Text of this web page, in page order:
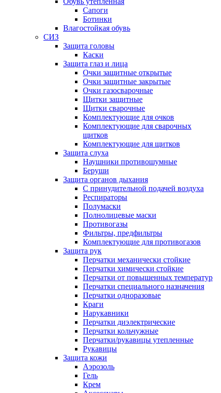
Сапоги
Ботинки
Влагостойкая обувь
СИЗ
Защита головы
Каски
Защита глаз и лица
Очки защитные открытые
Очки защитные закрытые
Очки газосварочные
Щитки защитные
Щитки сварочные
Комплектующие для очков
Комплектующие для сварочных
щитков
Комплектующие для щитков
Защита слуха
Наушники противошумные
Беруши
Защита органов дыхания
С принудительной подачей воздуха
Респираторы
Полумаски
Полнолицевые маски
Противогазы
Фильтры, предфильтры
Комплектующие для противогазов
Защита рук
Перчатки механически стойкие
Перчатки химически стойкие
Перчатки от повышенных температур
Перчатки специального назначения
Перчатки одноразовые
Краги
Нарукавники
Перчатки диэлектрические
Перчатки кольчужные
Перчатки/рукавицы утепленные
Рукавицы
Защита кожи
Аэрозоль
Гель
Крем